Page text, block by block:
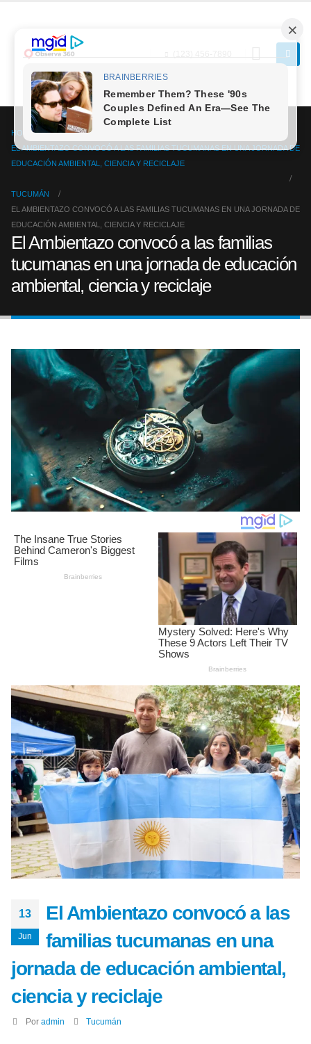
HOME
EL AMBIENTAZO CONVOCÓ A LAS FAMILIAS TUCUMANAS EN UNA JORNADA DE
EDUCACIÓN AMBIENTAL, CIENCIA Y RECICLAJE
TUCUMÁN
EL AMBIENTAZO CONVOCÓ A LAS FAMILIAS TUCUMANAS EN UNA JORNADA DE
EDUCACIÓN AMBIENTAL, CIENCIA Y RECICLAJE
El Ambientazo convocó a las familias
tucumanas en una jornada de educación
ambiental, ciencia y reciclaje
13
Jun
El Ambientazo convocó a las
familias tucumanas en una
jornada de educación ambiental,
ciencia y reciclaje
Por admin Tucumán